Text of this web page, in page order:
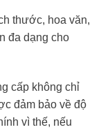
thước, hoa văn,
đa dạng cho
cấp không chỉ
đảm bảo về độ
vì thế, nếu